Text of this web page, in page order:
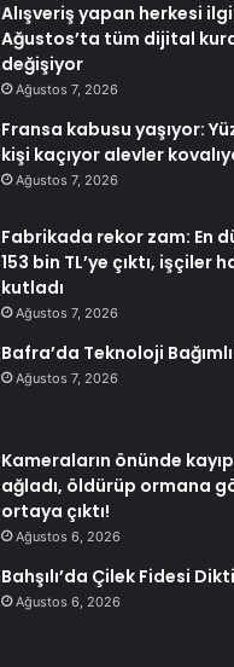
Alışveriş yapan herkesi
Ağustos’ta tüm dijital
değişiyor
Ağustos 7, 2026
Fransa kabusu yaşıyor:
kişi kaçıyor alevler
Ağustos 7, 2026
Fabrikada rekor zam: En
153 bin TL’ye çıktı, işçiler
kutladı
Ağustos 7, 2026
Bafra’da Teknoloji
Ağustos 7, 2026
Kameraların önünde
ağladı, öldürüp ormana
ortaya çıktı!
Ağustos 6, 2026
Bahşılı’da Çilek Fidesi Dikti
Ağustos 6, 2026